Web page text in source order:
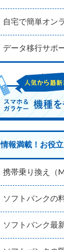
自宅で簡単オン
データ移行サポ
情報満載！お役
携帯乗り換え（
ソフトバンクの
ソフトバンク最